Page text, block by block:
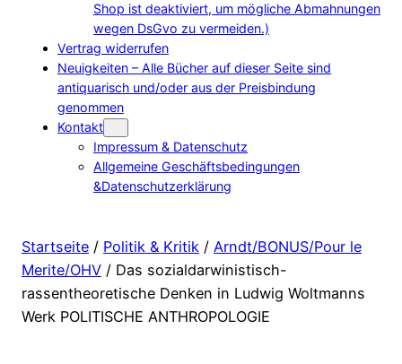
Shop ist deaktiviert, um mögliche Abmahnungen
wegen DsGvo zu vermeiden.)
Vertrag widerrufen
Neuigkeiten – Alle Bücher auf dieser Seite sind
antiquarisch und/oder aus der Preisbindung
genommen
Kontakt
Impressum & Datenschutz
Allgemeine Geschäftsbedingungen
&Datenschutzerklärung
Startseite / Politik & Kritik / Arndt/BONUS/Pour le
Merite/OHV / Das sozialdarwinistisch-
rassentheoretische Denken in Ludwig Woltmanns
Werk POLITISCHE ANTHROPOLOGIE